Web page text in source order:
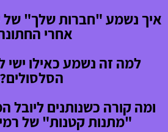
איך נשמע "חברות שלך"
אחרי
למה זה נשמע כאילו ישי
הסלסולים?
ומה קורה כשנותנים ליובל
"מתנות קטנות" של רמי